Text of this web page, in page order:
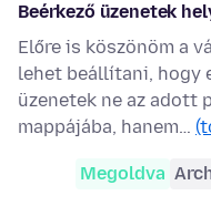
Beérkező üzenetek
Előre is köszönöm a
lehet beállítani, hogy
üzenetek ne az adott
mappájába, hanem…
Megoldva